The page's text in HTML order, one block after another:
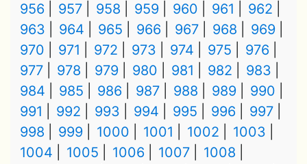
956
957 958 959 960 961
962
963
964 965 966 967 968
969
970
971 972 973 974 975
976
977
978 979 980 981 982
983
984
985 986 987 988 989
990
991
992 993 994 995 996
997
998
999 1000 1001 1002
1003
1004
1005 1006 1007
1008